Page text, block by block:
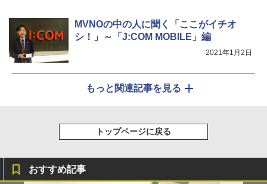
MVNOの中の人に聞く「ここがイチオ
シ！」～「J:COM MOBILE」編
2021年1月2日
もっと関連記事を見る
トップページに戻る
おすすめ記事